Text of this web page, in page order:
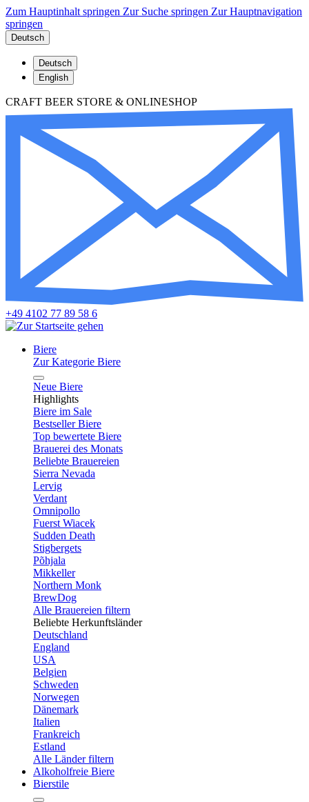
Zum Hauptinhalt springen Zur Suche springen Zur Hauptnavigation
springen
Deutsch
Deutsch
English
CRAFT BEER STORE & ONLINESHOP
+49 4102 77 89 58 6
Biere
Zur Kategorie Biere
Neue Biere
Highlights
Biere im Sale
Bestseller Biere
Top bewertete Biere
Brauerei des Monats
Beliebte Brauereien
Sierra Nevada
Lervig
Verdant
Omnipollo
Fuerst Wiacek
Sudden Death
Stigbergets
Põhjala
Mikkeller
Northern Monk
BrewDog
Alle Brauereien filtern
Beliebte Herkunftsländer
Deutschland
England
USA
Belgien
Schweden
Norwegen
Dänemark
Italien
Frankreich
Estland
Alle Länder filtern
Alkoholfreie Biere
Bierstile